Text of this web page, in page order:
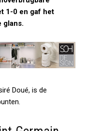
1-0 en gaf het
glans.
Doué, is de